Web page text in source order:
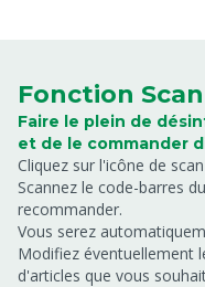
Fonction Scan
Faire le plein de
et de le commander
Cliquez sur l'icône de
Scannez le code-barres
recommander.
Vous serez
Modifiez éventuellement
d'articles que vous